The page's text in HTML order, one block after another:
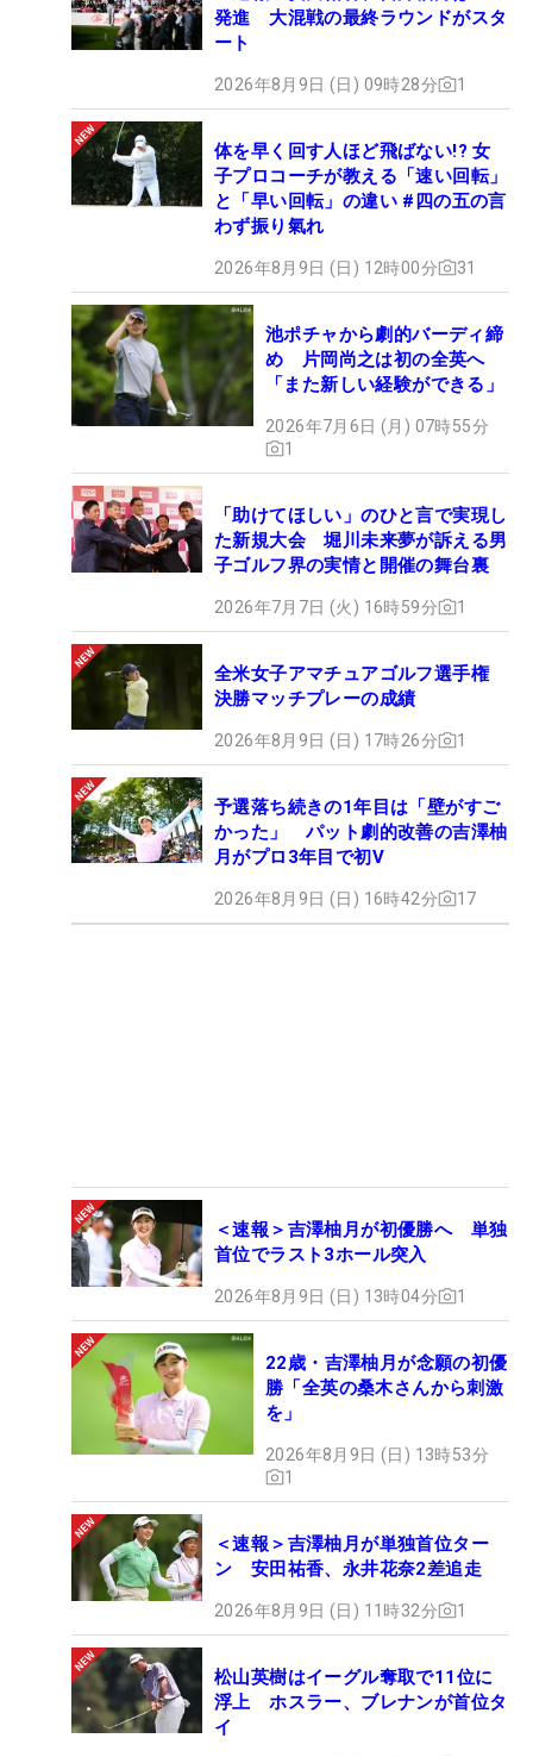
発進 大混戦の最終ラウンドがスタ
ート
2026年8月9日 (日) 09時28分 1
体を早く回す人ほど飛ばない!? 女
子プロコーチが教える「速い回転」
と「早い回転」の違い #四の五の言
わず振り氣れ
2026年8月9日 (日) 12時00分 31
池ポチャから劇的バーディ締
め 片岡尚之は初の全英へ
「また新しい経験ができる」
2026年7月6日 (月) 07時55分
1
「助けてほしい」のひと言で実現し
た新規大会 堀川未来夢が訴える男
子ゴルフ界の実情と開催の舞台裏
2026年7月7日 (火) 16時59分 1
全米女子アマチュアゴルフ選手権
決勝マッチプレーの成績
2026年8月9日 (日) 17時26分 1
予選落ち続きの1年目は「壁がすご
かった」 パット劇的改善の吉澤柚
月がプロ3年目で初V
2026年8月9日 (日) 16時42分 17
＜速報＞吉澤柚月が初優勝へ 単独
首位でラスト3ホール突入
2026年8月9日 (日) 13時04分 1
22歳・吉澤柚月が念願の初優
勝「全英の桑木さんから刺激
を」
2026年8月9日 (日) 13時53分
1
＜速報＞吉澤柚月が単独首位ター
ン 安田祐香、永井花奈2差追走
2026年8月9日 (日) 11時32分 1
松山英樹はイーグル奪取で11位に
浮上 ホスラー、ブレナンが首位タ
イ